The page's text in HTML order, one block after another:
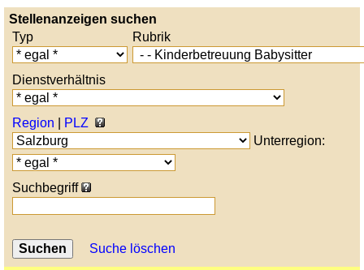
Stellenanzeigen suchen
Typ
Rubrik
Dienstverhältnis
Region
PLZ
Unterregion:
Suchbegriff
Suche löschen